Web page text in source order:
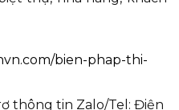
bien-phap-thi-
thông tin Zalo/Tel: Điện